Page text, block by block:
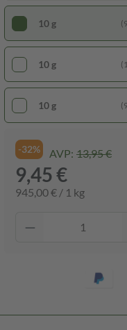
10 g
10 g
10 g
-32% AVP: 13,95 €
9,45 €
945,00 € / 1 kg